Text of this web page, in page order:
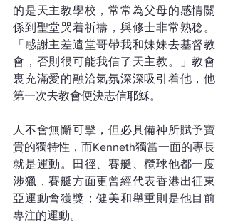
的是天主教學校，常常為父母的感情關
係到聖堂哭着祈禱，與修士非常熟稔。
「感謝主差遣堂哥帶我和妹妹去基督教
會，否則很可能我信了天主教。」教會
裏充滿愛的融洽氣氛深深吸引着他，他
第一次去教會便決志信耶穌。
人不會無懈可擊，但必具備神所賦予寶
貴的獨特性，而Kenneth獨當一面的專長
就是運動。田徑、賽艇、欖球他都一度
涉獵，賽艇方面更曾經代表香港出征東
亞運動會獲獎；健美和舉重則是他目前
專注的運動。